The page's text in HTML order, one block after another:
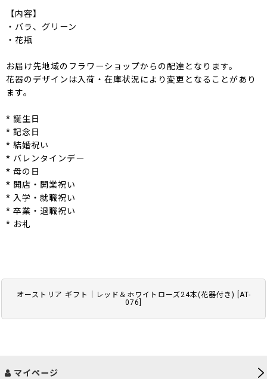
オーストリア ギフト｜レッド＆ホワイトローズ24本(花器付き)
AT-
076
【内容】
・バラ、グリーン
・花瓶
お届け先地域のフラワーショップからの配達となります。
花器のデザインは入荷・在庫状況により変更となることがあり
ます。
* 誕生日
* 記念日
* 結婚祝い
* バレンタインデー
* 母の日
* 開店・開業祝い
* 入学・就職祝い
* 卒業・退職祝い
* お礼
マイページ